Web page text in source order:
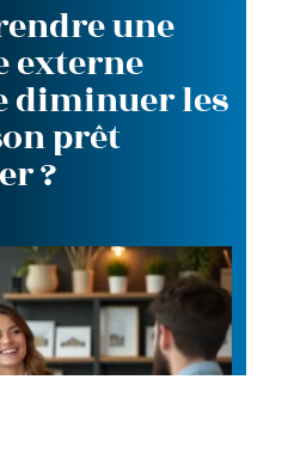
une
externe
diminuer les
prêt
?